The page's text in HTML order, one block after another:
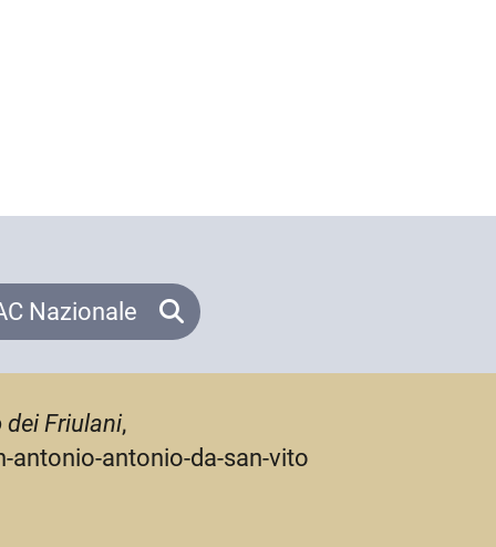
Nazionale
Friulani,
antonio-da-san-vito